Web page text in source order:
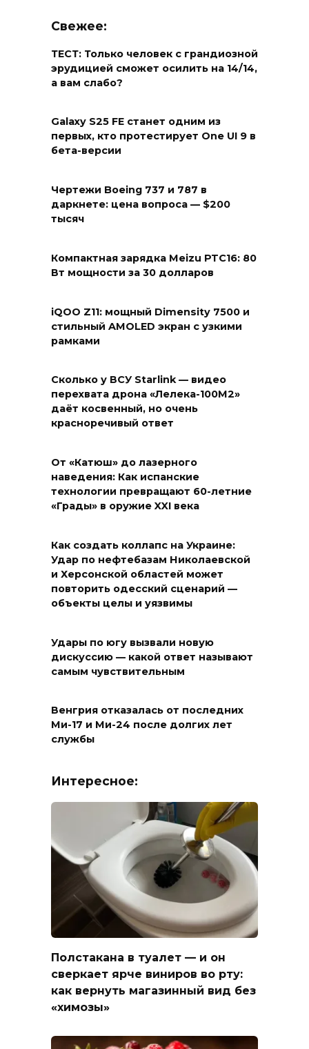
Свежее:
ТЕСТ: Только человек с грандиозной
эрудицией сможет осилить на 14/14,
а вам слабо?
Galaxy S25 FE станет одним из
первых, кто протестирует One UI 9 в
бета-версии
Чертежи Boeing 737 и 787 в
даркнете: цена вопроса — $200
тысяч
Компактная зарядка Meizu PTC16: 80
Вт мощности за 30 долларов
iQOO Z11: мощный Dimensity 7500 и
стильный AMOLED экран с узкими
рамками
Сколько у ВСУ Starlink — видео
перехвата дрона «Лелека-100М2»
даёт косвенный, но очень
красноречивый ответ
От «Катюш» до лазерного
наведения: Как испанские
технологии превращают 60-летние
«Грады» в оружие XXI века
Как создать коллапс на Украине:
Удар по нефтебазам Николаевской
и Херсонской областей может
повторить одесский сценарий —
объекты целы и уязвимы
Удары по югу вызвали новую
дискуссию — какой ответ называют
самым чувствительным
Венгрия отказалась от последних
Ми-17 и Ми-24 после долгих лет
службы
Интересное:
Полстакана в туалет — и он
сверкает ярче виниров во рту:
как вернуть магазинный вид без
«химозы»